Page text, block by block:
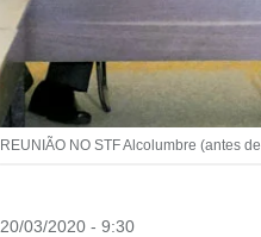
REUNIÃO NO STF Alcolumbre (antes
20/03/2020 - 9:30